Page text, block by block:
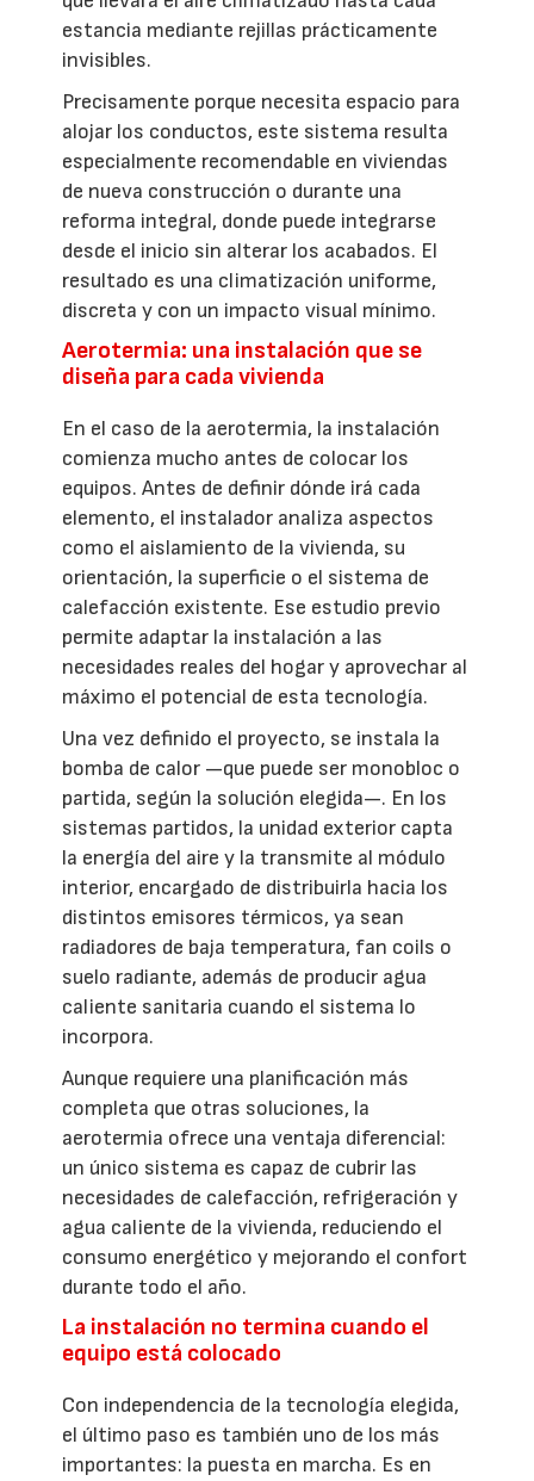
estancia mediante rejillas prácticamente
invisibles.
Precisamente porque necesita espacio para
alojar los conductos, este sistema resulta
especialmente recomendable en viviendas
de nueva construcción o durante una
reforma integral, donde puede integrarse
desde el inicio sin alterar los acabados. El
resultado es una climatización uniforme,
discreta y con un impacto visual mínimo.
Aerotermia: una instalación que se
diseña para cada vivienda
En el caso de la aerotermia, la instalación
comienza mucho antes de colocar los
equipos. Antes de definir dónde irá cada
elemento, el instalador analiza aspectos
como el aislamiento de la vivienda, su
orientación, la superficie o el sistema de
calefacción existente. Ese estudio previo
permite adaptar la instalación a las
necesidades reales del hogar y aprovechar al
máximo el potencial de esta tecnología.
Una vez definido el proyecto, se instala la
bomba de calor —que puede ser monobloc o
partida, según la solución elegida—. En los
sistemas partidos, la unidad exterior capta
la energía del aire y la transmite al módulo
interior, encargado de distribuirla hacia los
distintos emisores térmicos, ya sean
radiadores de baja temperatura, fan coils o
suelo radiante, además de producir agua
caliente sanitaria cuando el sistema lo
incorpora.
Aunque requiere una planificación más
completa que otras soluciones, la
aerotermia ofrece una ventaja diferencial:
un único sistema es capaz de cubrir las
necesidades de calefacción, refrigeración y
agua caliente de la vivienda, reduciendo el
consumo energético y mejorando el confort
durante todo el año.
La instalación no termina cuando el
equipo está colocado
Con independencia de la tecnología elegida,
el último paso es también uno de los más
importantes: la puesta en marcha. Es en